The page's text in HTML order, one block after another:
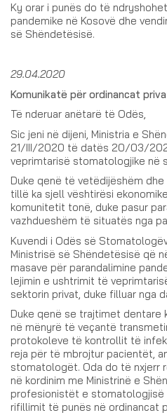
Ky orar i punës do të
pandemike në Kosovë dhe
së Shëndetësisë.
29.04.2020
Komunikatë për ordinancat
Të nderuar anëtarë të Odës,
Sic jeni në dijeni, Ministria e
21/III/2020 të datës 20/03/
veprimtarisë stomatologjike në
Duke qenë të vetëdijëshëm
tillë ka sjell vështirësi
komunitetit tonë, duke pasur
vazhdueshëm të situatës nga
Kuvendi i Odës së
Ministrisë së Shëndetësisë që
masave për parandalimine
lejimin e ushtrimit të
sektorin privat, duke filluar nga
Duke qenë se trajtimet dentare
në mënyrë të veçantë
protokoleve të kontrollit të
reja për të mbrojtur pacientët,
stomatologët. Oda do të nxjerr
në kordinim me Ministrinë e
profesionistët e stomatologjisë
rifillimit të punës në ordinancat